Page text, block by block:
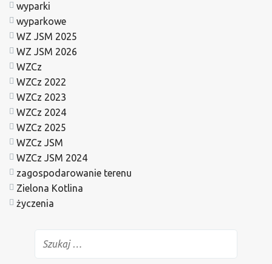
wyparki
wyparkowe
WZ JSM 2025
WZ JSM 2026
WZCz
WZCz 2022
WZCz 2023
WZCz 2024
WZCz 2025
WZCz JSM
WZCz JSM 2024
zagospodarowanie terenu
Zielona Kotlina
życzenia